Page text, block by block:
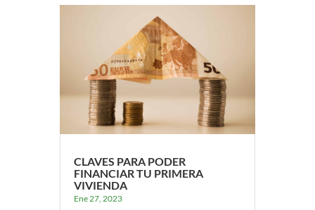
CLAVES PARA PODER
FINANCIAR TU PRIMERA
VIVIENDA
Ene 27, 2023